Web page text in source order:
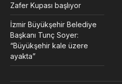
Zafer Kupası başlıyor
İzmir Büyükşehir Belediye
Başkanı Tunç Soyer:
“Büyükşehir kale üzere
ayakta”